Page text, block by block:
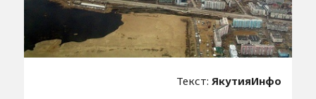
Текст: ЯкутияИнфо